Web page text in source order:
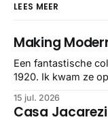
LEES MEER
Making
Een fantastische
1920. Ik kwam ze
gebundeld in een:
stuk netter
15 jul. 2026
Casa